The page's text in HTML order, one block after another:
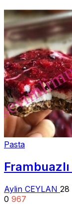
Pasta
Aylin CEYLAN 28
0 967